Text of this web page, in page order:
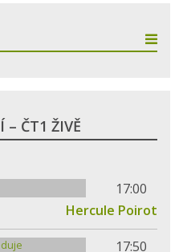
– ČT1 ŽIVĚ
17:00
Hercule Poirot
17:50